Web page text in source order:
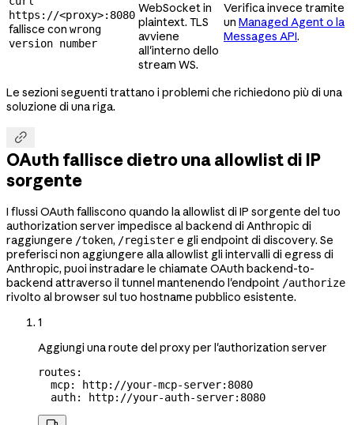
https://<proxy>:8080
fallisce con wrong
version number
WebSocket in
plaintext. TLS
avviene
all'interno dello
stream WS.
Verifica invece tramite
un Managed Agent o la
Messages API.
Le sezioni seguenti trattano i problemi che richiedono più di una
soluzione di una riga.

OAuth fallisce dietro una allowlist di IP
sorgente
I flussi OAuth falliscono quando la allowlist di IP sorgente del tuo
authorization server impedisce al backend di Anthropic di
raggiungere /token, /registere gli endpoint di discovery. Se
preferisci non aggiungere alla allowlist gli intervalli di egress di
Anthropic, puoi instradare le chiamate OAuth backend-to-
backend attraverso il tunnel mantenendo l'endpoint /authorize
rivolto al browser sul tuo hostname pubblico esistente.
1
Aggiungi una route del proxy per l'authorization server
routes :
  mcp
: http://your-mcp-server:8080
  auth
: http://your-auth-server:8080